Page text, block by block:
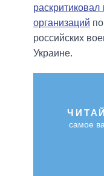
организаций
российских
Украине.
самое